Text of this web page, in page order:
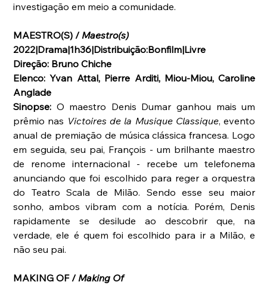
investigação em meio a comunidade.
MAESTRO(S) / Maestro(s)
2022|Drama|1h36|Distribuição:Bonfilm|Livre
Direção: Bruno Chiche
Elenco: Yvan Attal, Pierre Arditi, Miou-Miou, Caroline
Anglade
Sinopse: O maestro Denis Dumar ganhou mais um
prêmio nas Victoires de la Musique Classique, evento
anual de premiação de música clássica francesa. Logo
em seguida, seu pai, François - um brilhante maestro
de renome internacional - recebe um telefonema
anunciando que foi escolhido para reger a orquestra
do Teatro Scala de Milão. Sendo esse seu maior
sonho, ambos vibram com a notícia. Porém, Denis
rapidamente se desilude ao descobrir que, na
verdade, ele é quem foi escolhido para ir a Milão, e
não seu pai.
MAKING OF / Making Of